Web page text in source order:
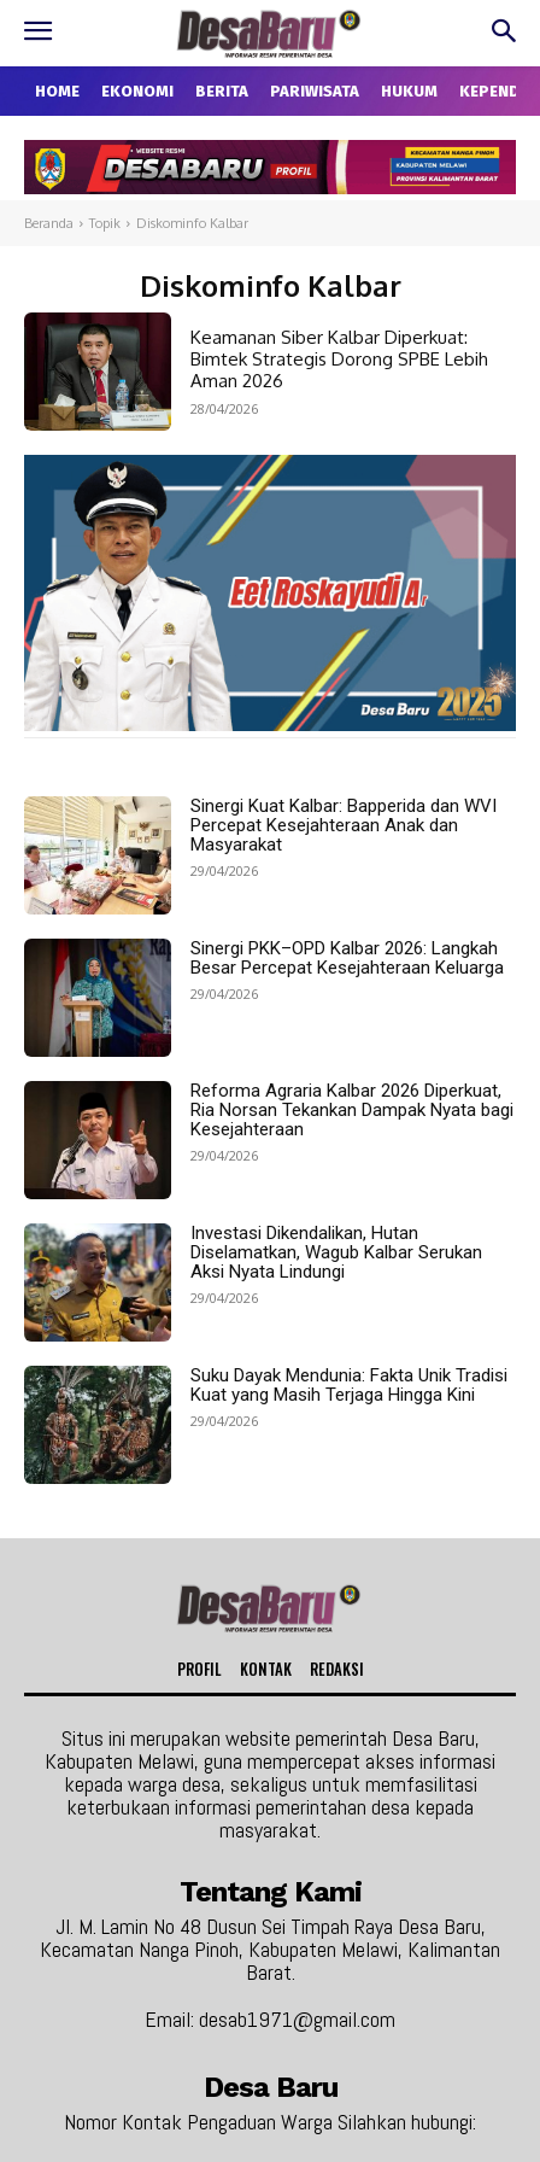
HOME EKONOMI BERITA PARIWISATA HUKUM
Beranda Topik Diskominfo Kalbar
Diskominfo Kalbar
Keamanan Siber Kalbar Diperkuat:
Bimtek Strategis Dorong SPBE Lebih
Aman 2026
28/04/2026
Sinergi Kuat Kalbar: Bapperida dan WVI
Percepat Kesejahteraan Anak dan
Masyarakat
29/04/2026
Sinergi PKK–OPD Kalbar 2026: Langkah
Besar Percepat Kesejahteraan Keluarga
29/04/2026
Reforma Agraria Kalbar 2026 Diperkuat,
Ria Norsan Tekankan Dampak Nyata bagi
Kesejahteraan
29/04/2026
Investasi Dikendalikan, Hutan
Diselamatkan, Wagub Kalbar Serukan
Aksi Nyata Lindungi
29/04/2026
Suku Dayak Mendunia: Fakta Unik Tradisi
Kuat yang Masih Terjaga Hingga Kini
29/04/2026
PROFIL KONTAK REDAKSI
Situs ini merupakan website pemerintah Desa Baru,
Kabupaten Melawi, guna mempercepat akses informasi
kepada warga desa, sekaligus untuk memfasilitasi
keterbukaan informasi pemerintahan desa kepada
masyarakat.
Tentang Kami
Jl. M. Lamin No 48 Dusun Sei Timpah Raya Desa Baru,
Kecamatan Nanga Pinoh, Kabupaten Melawi, Kalimantan
Barat.
Email: desab1971@gmail.com
Desa Baru
Nomor Kontak Pengaduan Warga Silahkan hubungi: